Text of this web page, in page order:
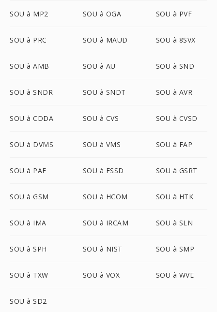
SOU à MP2 SOU à OGA SOU à PVF
SOU à PRC SOU à MAUD SOU à 8SVX
SOU à AMB SOU à AU SOU à SND
SOU à SNDR SOU à SNDT SOU à AVR
SOU à CDDA SOU à CVS SOU à CVSD
SOU à DVMS SOU à VMS SOU à FAP
SOU à PAF SOU à FSSD SOU à GSRT
SOU à GSM SOU à HCOM SOU à HTK
SOU à IMA SOU à IRCAM SOU à SLN
SOU à SPH SOU à NIST SOU à SMP
SOU à TXW SOU à VOX SOU à WVE
SOU à SD2